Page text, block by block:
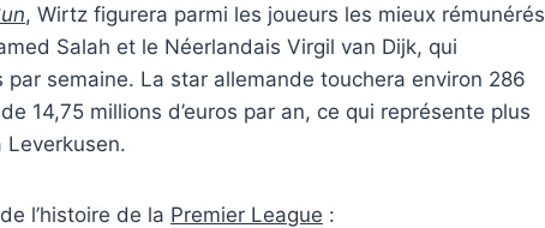
, Wirtz figurera parmi les joueurs les mieux rémunérés
Salah et le Néerlandais Virgil van Dijk, qui
semaine. La star allemande touchera environ 286
14,75 millions d’euros par an, ce qui représente plus
Leverkusen.
l’histoire de la Premier League :